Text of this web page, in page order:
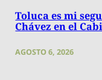
Toluca es mi
Chávez en el
AGOSTO 6, 2026